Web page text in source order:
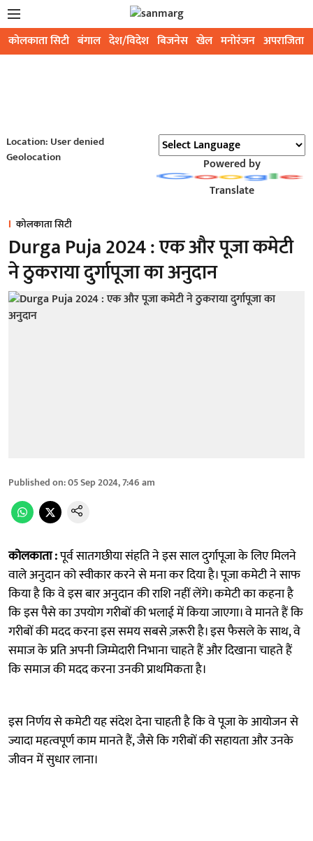
कोलकाता सिटी बंगाल देश/विदेश बिजनेस खेल मनोरंजन अपराजिता
Location: User denied
Geolocation
Powered by
Translate
कोलकाता सिटी
Durga Puja 2024 : एक और पूजा कमेटी
ने ठुकराया दुर्गापूजा का अनुदान
Published on:05 Sep 2024, 7:46 am
कोलकाता :पूर्व सातगछीया संहति ने इस साल दुर्गापूजा के लिए मिलने
वाले अनुदान को स्वीकार करने से मना कर दिया है। पूजा कमेटी ने साफ
किया है कि वे इस बार अनुदान की राशि नहीं लेंगे। कमेटी का कहना है
कि इस पैसे का उपयोग गरीबों की भलाई में किया जाएगा। वे मानते हैं कि
गरीबों की मदद करना इस समय सबसे ज़रूरी है। इस फैसले के साथ, वे
समाज के प्रति अपनी जिम्मेदारी निभाना चाहते हैं और दिखाना चाहते हैं
कि समाज की मदद करना उनकी प्राथमिकता है।
इस निर्णय से कमेटी यह संदेश देना चाहती है कि वे पूजा के आयोजन से
ज्यादा महत्वपूर्ण काम मानते हैं, जैसे कि गरीबों की सहायता और उनके
जीवन में सुधार लाना।